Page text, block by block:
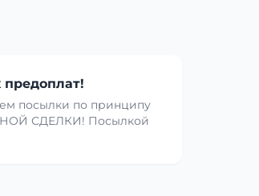
предоплат!
посылки по принципу
СДЕЛКИ! Посылкой